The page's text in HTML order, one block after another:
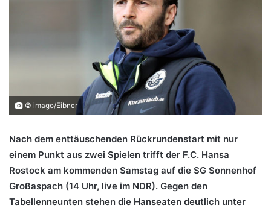
© imago/Eibner
Nach dem enttäuschenden Rückrundenstart mit nur
einem Punkt aus zwei Spielen trifft der F.C. Hansa
Rostock am kommenden Samstag auf die SG Sonnenhof
Großaspach (14 Uhr, live im NDR). Gegen den
Tabellenneunten stehen die Hanseaten deutlich unter